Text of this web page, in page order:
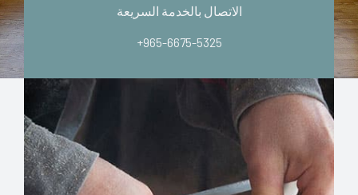
الاتصال بالخدمة السريعة
+965-6675-5325